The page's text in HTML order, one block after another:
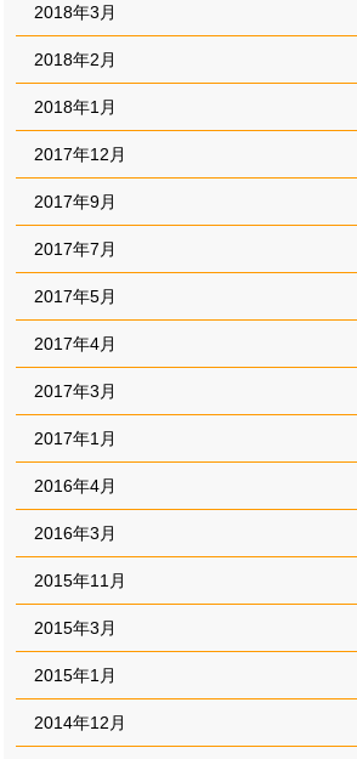
2018年3月
2018年2月
2018年1月
2017年12月
2017年9月
2017年7月
2017年5月
2017年4月
2017年3月
2017年1月
2016年4月
2016年3月
2015年11月
2015年3月
2015年1月
2014年12月